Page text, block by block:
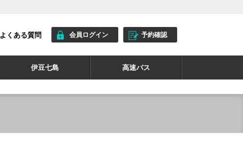
よくある質問 会員ログイン 予約確認
伊豆七島 高速バス